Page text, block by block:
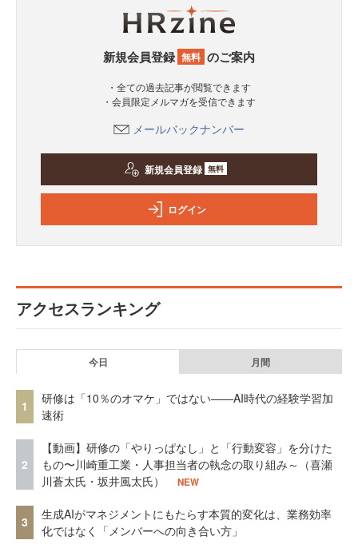
新規会員登録 無料 のご案内
・全ての過去記事が閲覧できます
・会員限定メルマガを受信できます
メールバックナンバー
新規会員登録 無料
ログイン
アクセスランキング
今日 月間
1
研修は「10％のオマケ」ではない——AI時代の経験学習加
速術
2
【動画】研修の「やりっぱなし」と「行動変容」を分けた
もの〜川崎重工業・人事担当者の執念の取り組み～（喜瀬
川蒼太氏・坂井風太氏）
NEW
3
生成AIがマネジメントにもたらす本質的変化は、業務効率
化ではなく「メンバーへの向き合い方」